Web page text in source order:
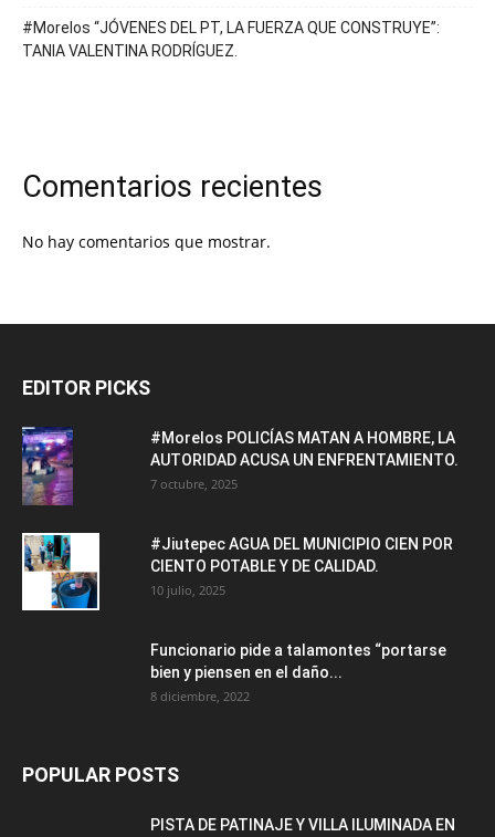
#Morelos “JÓVENES DEL PT, LA FUERZA QUE CONSTRUYE”:
TANIA VALENTINA RODRÍGUEZ.
Comentarios recientes
No hay comentarios que mostrar.
EDITOR PICKS
#Morelos POLICÍAS MATAN A HOMBRE, LA
AUTORIDAD ACUSA UN ENFRENTAMIENTO.
7 octubre, 2025
#Jiutepec AGUA DEL MUNICIPIO CIEN POR
CIENTO POTABLE Y DE CALIDAD.
10 julio, 2025
Funcionario pide a talamontes “portarse
bien y piensen en el daño...
8 diciembre, 2022
POPULAR POSTS
PISTA DE PATINAJE Y VILLA ILUMINADA EN